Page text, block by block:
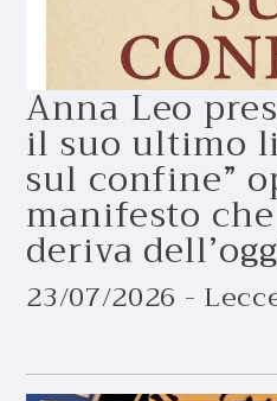
Anna Leo
il suo ultimo
sul confine”
manifesto
deriva
23/07/2026 -